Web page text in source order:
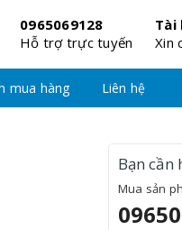
0965069128
Hỗ trợ trực tuyến
Tài
Xin
mua hàng Liên hệ
Bạn cần
Mua sản